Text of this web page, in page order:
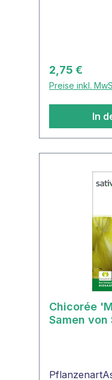
bei guten
zu im
Regulärer
2,75 €
Preise inkl.
In
Chicorée
Samen von